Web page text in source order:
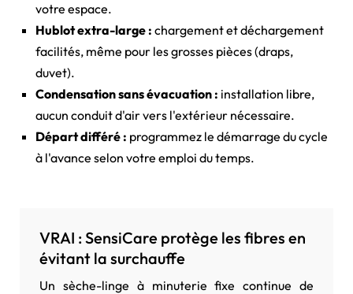
votre espace.
Hublot extra-large : chargement et déchargement
facilités, même pour les grosses pièces (draps,
duvet).
Condensation sans évacuation : installation libre,
aucun conduit d'air vers l'extérieur nécessaire.
Départ différé : programmez le démarrage du cycle
à l'avance selon votre emploi du temps.
VRAI : SensiCare protège les fibres en
évitant la surchauffe
Un sèche-linge à minuterie fixe continue de